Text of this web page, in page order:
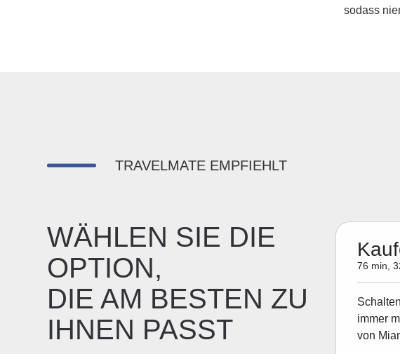
sodass
TRAVELMATE EMPFIEHLT
WÄHLEN SIE DIE
OPTION,
DIE AM BESTEN ZU
IHNEN PASST
76 min,
immer
von